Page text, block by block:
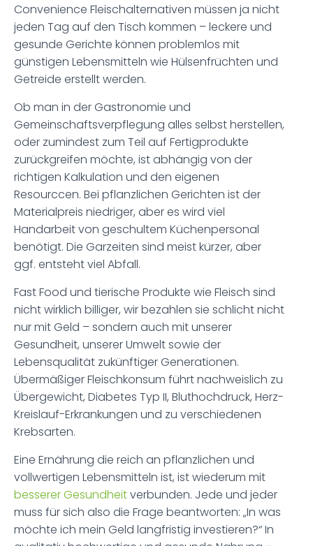
Convenience Fleischalternativen müssen ja nicht
jeden Tag auf den Tisch kommen – leckere und
gesunde Gerichte können problemlos mit
günstigen Lebensmitteln wie Hülsenfrüchten und
Getreide erstellt werden.
Ob man in der Gastronomie und
Gemeinschaftsverpflegung alles selbst herstellen,
oder zumindest zum Teil auf Fertigprodukte
zurückgreifen möchte, ist abhängig von der
richtigen Kalkulation und den eigenen
Resourccen. Bei pflanzlichen Gerichten ist der
Materialpreis niedriger, aber es wird viel
Handarbeit von geschultem Küchenpersonal
benötigt. Die Garzeiten sind meist kürzer, aber
ggf. entsteht viel Abfall.
Fast Food und tierische Produkte wie Fleisch sind
nicht wirklich billiger, wir bezahlen sie schlicht nicht
nur mit Geld – sondern auch mit unserer
Gesundheit, unserer Umwelt sowie der
Lebensqualität zukünftiger Generationen.
Übermäßiger Fleischkonsum führt nachweislich zu
Übergewicht, Diabetes Typ II, Bluthochdruck, Herz-
Kreislauf-Erkrankungen und zu verschiedenen
Krebsarten.
Eine Ernährung die reich an pflanzlichen und
vollwertigen Lebensmitteln ist, ist wiederum mit
besserer Gesundheitverbunden. Jede und jeder
muss für sich also die Frage beantworten: „In was
möchte ich mein Geld langfristig investieren?“ In